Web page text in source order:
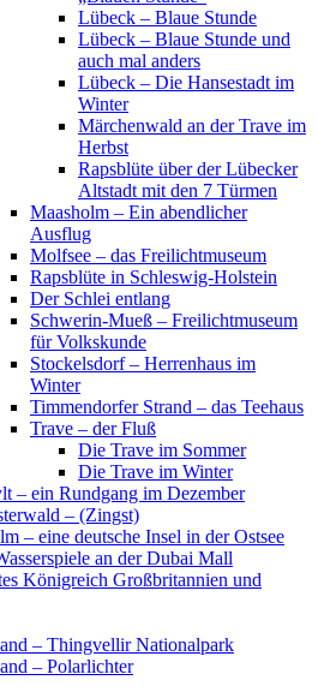
Lübeck – Blaue Stunde
Lübeck – Blaue Stunde und
auch mal anders
Lübeck – Die Hansestadt im
Winter
Märchenwald an der Trave im
Herbst
Rapsblüte über der Lübecker
Altstadt mit den 7 Türmen
Maasholm – Ein abendlicher
Ausflug
Molfsee – das Freilichtmuseum
Rapsblüte in Schleswig-Holstein
Der Schlei entlang
Schwerin-Mueß – Freilichtmuseum
für Volkskunde
Stockelsdorf – Herrenhaus im
Winter
Timmendorfer Strand – das Teehaus
Trave – der Fluß
Die Trave im Sommer
Die Trave im Winter
– ein Rundgang im Dezember
– (Zingst)
– eine deutsche Insel in der Ostsee
an der Dubai Mall
Königreich Großbritannien und
– Thingvellir Nationalpark
– Polarlichter